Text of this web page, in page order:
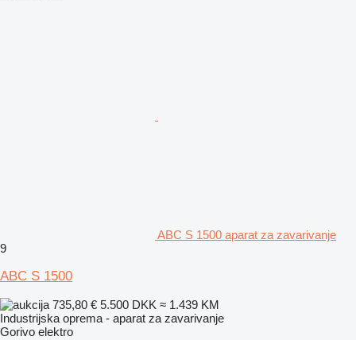
ABC S 1500 aparat za zavarivanje
9
ABC S 1500
735,80 € 5.500 DKK ≈ 1.439 KM
Industrijska oprema - aparat za zavarivanje
Gorivo elektro